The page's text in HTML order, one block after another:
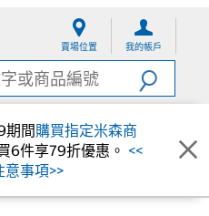
賣場位置 我的帳戶
間購買指定米森商
6件享79折優惠。 <<
意事項>>